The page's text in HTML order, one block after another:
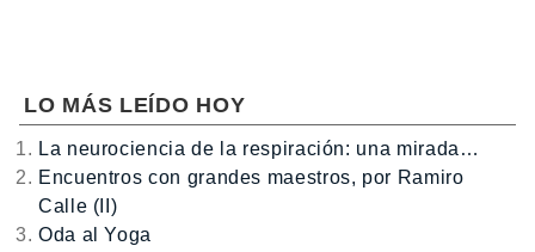
LO MÁS LEÍDO HOY
La neurociencia de la respiración: una mirada…
Encuentros con grandes maestros, por Ramiro
Calle (II)
Oda al Yoga